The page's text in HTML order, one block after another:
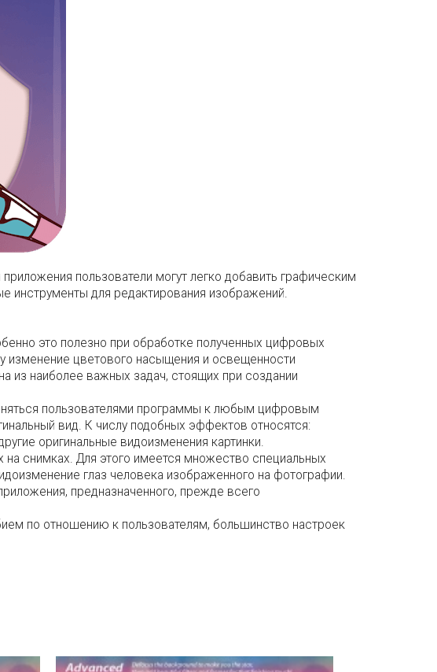
пользователи могут легко добавить графическим
инструменты для редактирования изображений.
это полезно при обработке полученных цифровых
изменение цветового насыщения и освещенности
из наиболее важных задач, стоящих при создании
пользователями программы к любым цифровым
вид. К числу подобных эффектов относятся:
оригинальные видоизменения картинки.
снимках. Для этого имеется множество специальных
глаз человека изображенного на фотографии.
предназначенного, прежде всего
по отношению к пользователям, большинство настроек